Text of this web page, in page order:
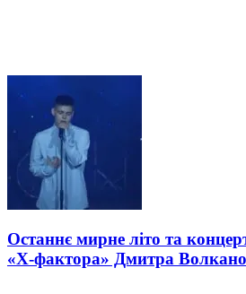
Останнє мирне літо та
«Х-фактора» Дмитра